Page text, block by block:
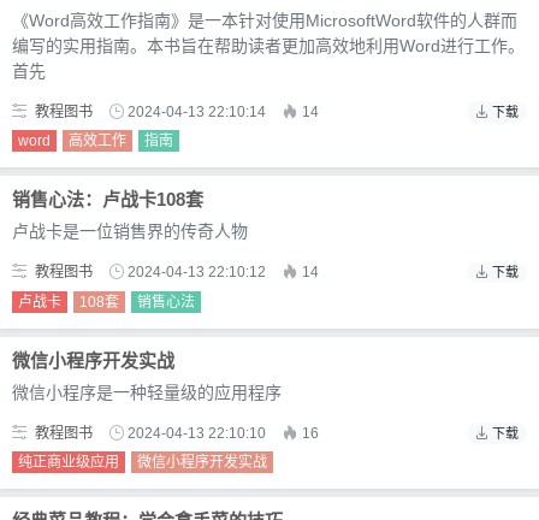
《Word高效工作指南》是一本针对使用MicrosoftWord软件的人群而
编写的实用指南。本书旨在帮助读者更加高效地利用Word进行工作。
首先
教程图书 2024-04-13 22:10:14 14 下载
word 高效工作 指南
销售心法：卢战卡108套
卢战卡是一位销售界的传奇人物
教程图书 2024-04-13 22:10:12 14 下载
卢战卡 108套 销售心法
微信小程序开发实战
微信小程序是一种轻量级的应用程序
教程图书 2024-04-13 22:10:10 16 下载
纯正商业级应用 微信小程序开发实战